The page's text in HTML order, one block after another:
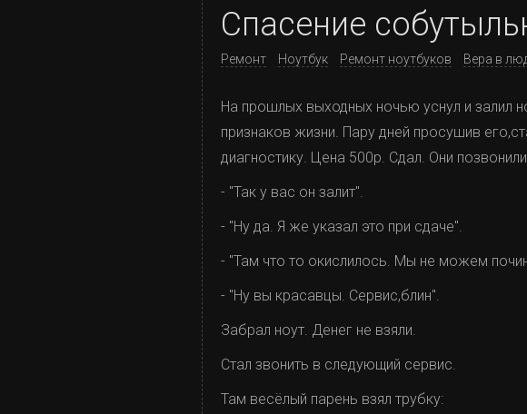
Спасение
Ремонт Ноутбук Ремонт ноутбуков Вера в
На прошлых выходных ночью уснул и залил
признаков жизни. Пару дней просушив
диагностику. Цена 500р. Сдал. Они
- "Так у вас он залит".
- "Ну да. Я же указал это при сдаче".
- "Там что то окислилось. Мы не можем
- "Ну вы красавцы. Сервис,блин".
Забрал ноут. Денег не взяли.
Стал звонить в следующий сервис.
Там весёлый парень взял трубку: